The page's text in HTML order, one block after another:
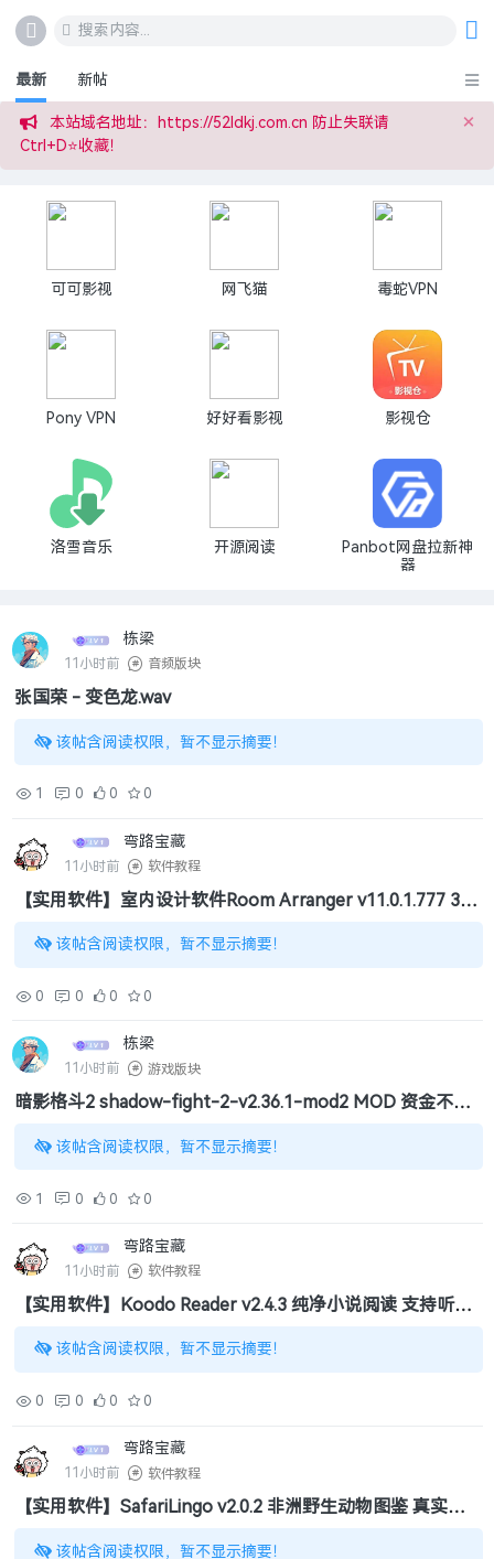
搜索内容...
最新 新帖
本站域名地址：https://52ldkj.com.cn 防止失联请
Ctrl+D⭐收藏！
×
可可影视 网飞猫 毒蛇VPN
Pony VPN 好好看影视 影视仓
洛雪音乐 开源阅读
Panbot网盘拉新神
器
栋梁
11小时前 音频版块
张国荣 - 变色龙.wav
该帖含阅读权限，暂不显示摘要！
1 0 0 0
弯路宝藏
11小时前 软件教程
【实用软件】室内设计软件Room Arranger v11.0.1.777 3D
该帖含阅读权限，暂不显示摘要！
0 0 0 0
栋梁
11小时前 游戏版块
暗影格斗2 shadow-fight-2-v2.36.1-mod2 MOD 资金不受
该帖含阅读权限，暂不显示摘要！
1 0 0 0
弯路宝藏
11小时前 软件教程
【实用软件】Koodo Reader v2.4.3 纯净小说阅读 支持听书
该帖含阅读权限，暂不显示摘要！
0 0 0 0
弯路宝藏
11小时前 软件教程
【实用软件】SafariLingo v2.0.2 非洲野生动物图鉴 真实叫
该帖含阅读权限，暂不显示摘要！